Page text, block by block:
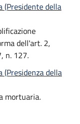
(Presidente della
dell'art. 2,
n. 127.
(Presidenza della
mortuaria.